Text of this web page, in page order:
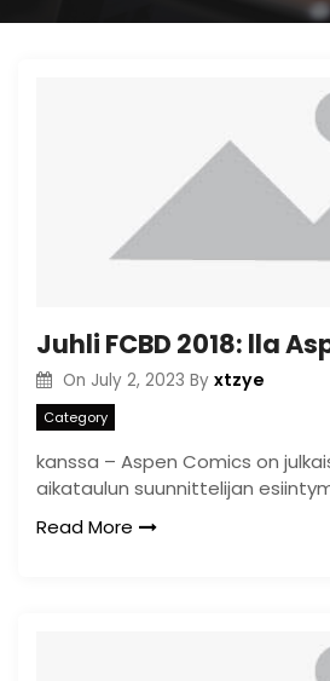
On July 2, 2023 By xtzye
Category
kanssa – Aspen Comics on
aikataulun suunnittelijan
Read More